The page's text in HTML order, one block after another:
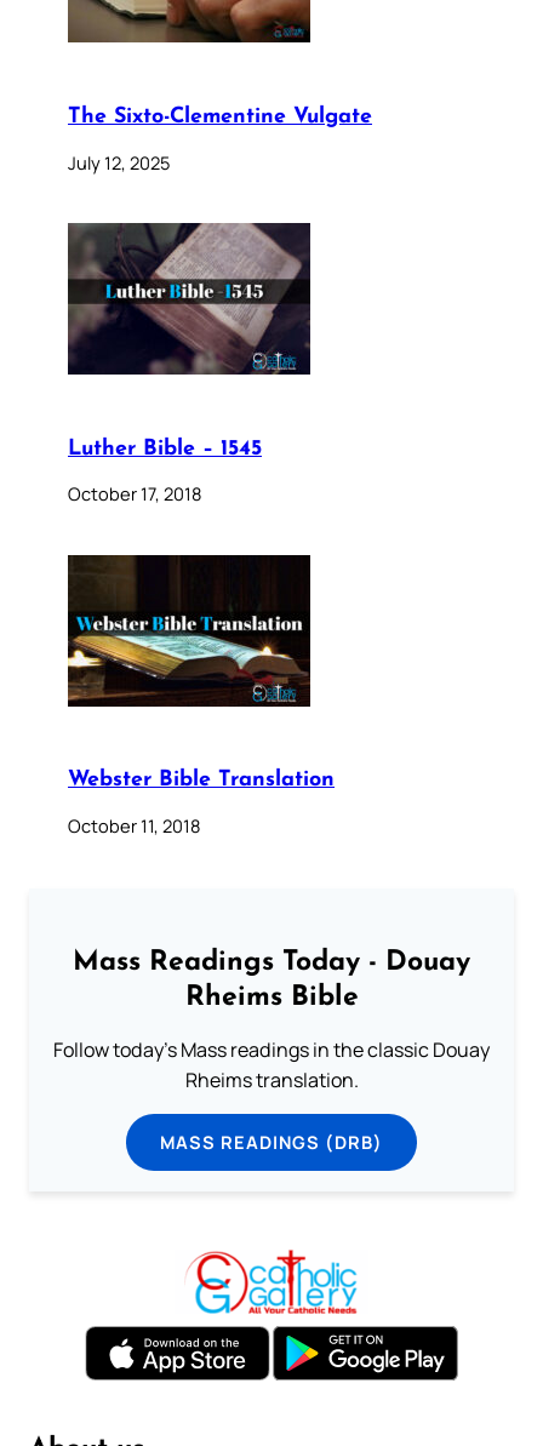
The Sixto-Clementine Vulgate
July 12, 2025
Luther Bible – 1545
October 17, 2018
Webster Bible Translation
October 11, 2018
Mass Readings Today - Douay
Rheims Bible
Follow today's Mass readings in the classic Douay
Rheims translation.
MASS READINGS (DRB)